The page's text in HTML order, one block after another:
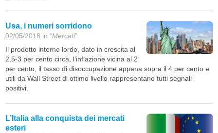
Usa, i numeri sorridono
02/05/2018 in “Mercati”
Il prodotto interno lordo, dato in crescita al
2,5-3 per cento circa, l’inflazione vicina al 2
per cento, il tasso di disoccupazione appena sopra il 4 per cento e
utili da Wall Street di ottimo livello rappresentano tutti segnali
positivi.
L’Italia alla conquista dei mercati
esteri